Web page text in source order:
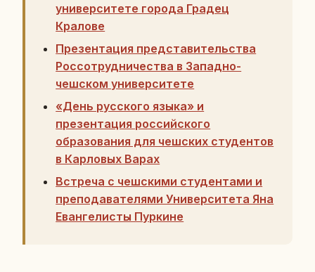
университете города Градец
Кралове
Презентация представительства
Россотрудничества в Западно-
чешском университете
«День русского языка» и
презентация российского
образования для чешских студентов
в Карловых Варах
Встреча с чешскими студентами и
преподавателями Университета Яна
Евангелисты Пуркине